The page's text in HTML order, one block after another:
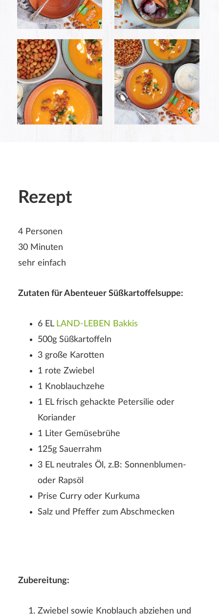
Rezept
4 Personen
30 Minuten
sehr einfach
Zutaten für Abenteuer Süßkartoffelsuppe:
6 EL LAND-LEBEN Bakkis
500g Süßkartoffeln
3 große Karotten
1 rote Zwiebel
1 Knoblauchzehe
1 EL frisch gehackte Petersilie oder
Koriander
1 Liter Gemüsebrühe
125g Sauerrahm
3 EL neutrales Öl, z.B: Sonnenblumen-
oder Rapsöl
Prise Curry oder Kurkuma
Salz und Pfeffer zum Abschmecken
Zubereitung:
Zwiebel sowie Knoblauch abziehen und
Rezeptbewertung
Der Nachname wird auf der Webseite nicht angezeigt!